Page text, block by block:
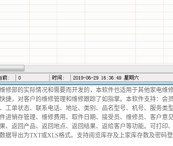
部的实际情况和需要而开发的，本软件也适用于其他家电维
捷，对客户的维修管理和维修跟踪了如指掌。本软件支持：会
工单状态、联系电话、地址、类别、品名型号、机号、服务类
进销存管理、维修费用、取件日期、接受员、维修员、客户意见
、返回产品、返回地点、返回结果、返给客户等功能。可打印
导出为TXT或XLS格式。支持阅览库存及上家库存数及密码登